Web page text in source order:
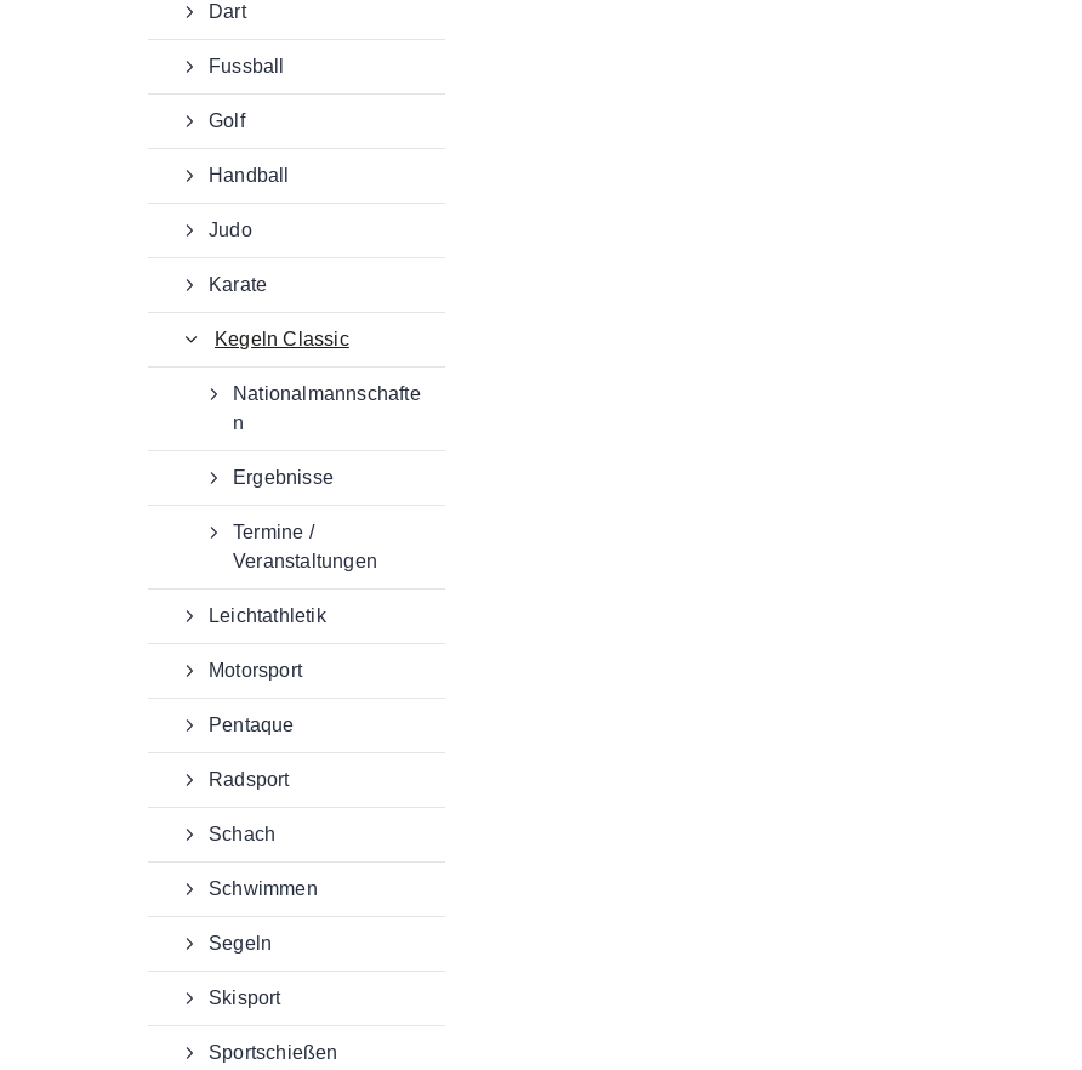
Dart
Fussball
Golf
Handball
Judo
Karate
Kegeln Classic
Nationalmannschafte
n
Ergebnisse
Termine /
Veranstaltungen
Leichtathletik
Motorsport
Pentaque
Radsport
Schach
Schwimmen
Segeln
Skisport
Sportschießen